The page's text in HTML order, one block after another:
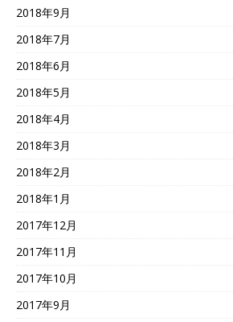
2018年9月
2018年7月
2018年6月
2018年5月
2018年4月
2018年3月
2018年2月
2018年1月
2017年12月
2017年11月
2017年10月
2017年9月